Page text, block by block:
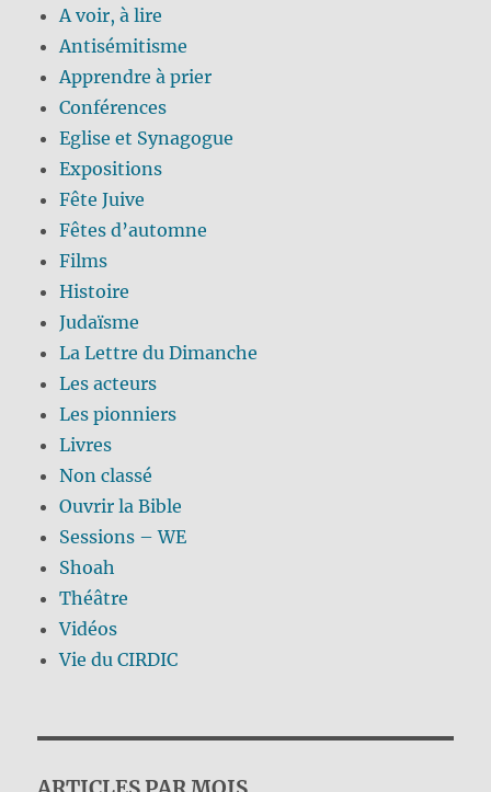
A voir, à lire
Antisémitisme
Apprendre à prier
Conférences
Eglise et Synagogue
Expositions
Fête Juive
Fêtes d’automne
Films
Histoire
Judaïsme
La Lettre du Dimanche
Les acteurs
Les pionniers
Livres
Non classé
Ouvrir la Bible
Sessions – WE
Shoah
Théâtre
Vidéos
Vie du CIRDIC